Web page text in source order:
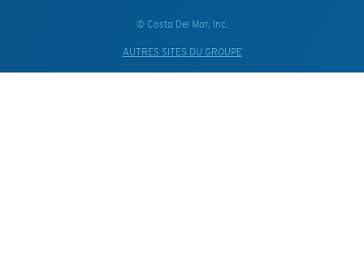
© Costa Del Mar, Inc.
AUTRES SITES DU GROUPE